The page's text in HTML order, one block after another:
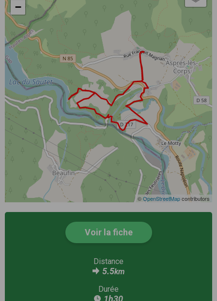
−
©OpenStreetMapcontributors
Voir la fiche
Distance
5.5km
Durée
1h30